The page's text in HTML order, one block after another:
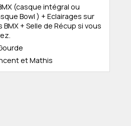
(casque intégral ou
Bowl ) + Eclairages sur
BMX + Selle de Récup si vous
et Mathis